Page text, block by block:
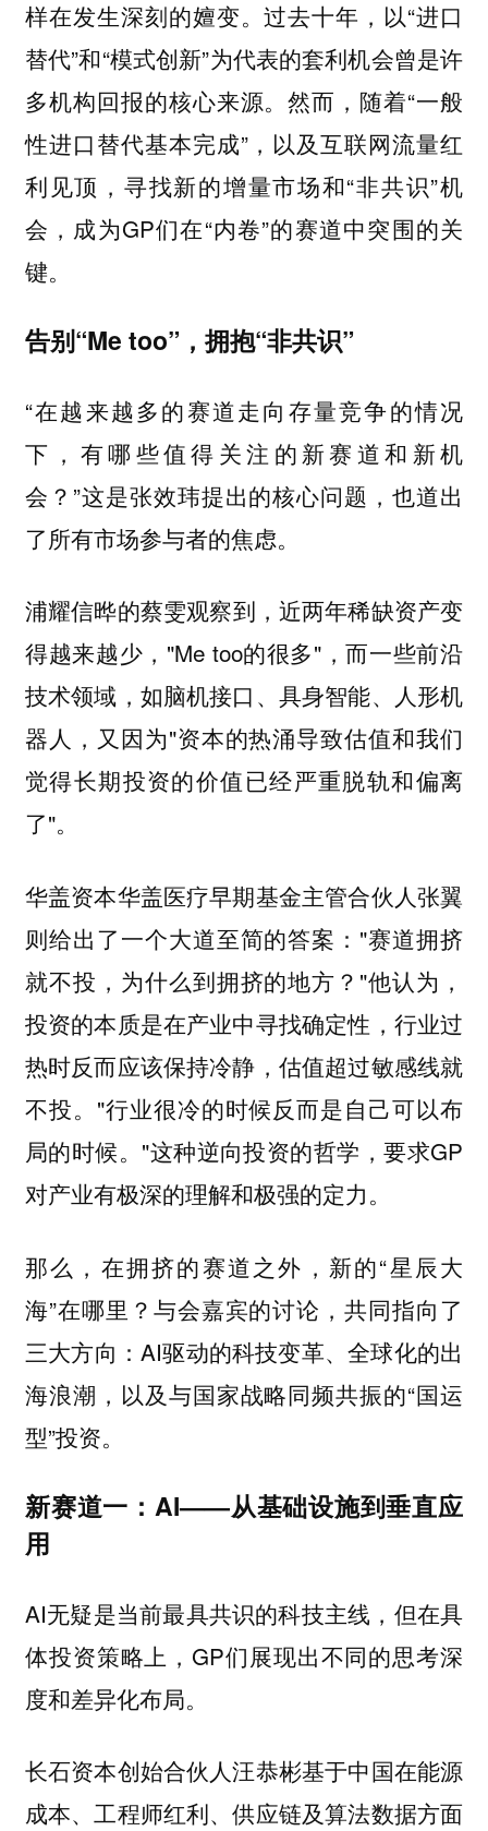
样在发生深刻的嬗变。过去十年，以“进口
替代”和“模式创新”为代表的套利机会曾是许
多机构回报的核心来源。然而，随着“一般
性进口替代基本完成”，以及互联网流量红
利见顶，寻找新的增量市场和“非共识”机
会，成为GP们在“内卷”的赛道中突围的关
键。
告别“Me too”，拥抱“非共识”
“在越来越多的赛道走向存量竞争的情况
下，有哪些值得关注的新赛道和新机
会？”这是张效玮提出的核心问题，也道出
了所有市场参与者的焦虑。
浦耀信晔的蔡雯观察到，近两年稀缺资产变
得越来越少，"Me too的很多"，而一些前沿
技术领域，如脑机接口、具身智能、人形机
器人，又因为"资本的热涌导致估值和我们
觉得长期投资的价值已经严重脱轨和偏离
了"。
华盖资本华盖医疗早期基金主管合伙人张翼
则给出了一个大道至简的答案："赛道拥挤
就不投，为什么到拥挤的地方？"他认为，
投资的本质是在产业中寻找确定性，行业过
热时反而应该保持冷静，估值超过敏感线就
不投。"行业很冷的时候反而是自己可以布
局的时候。"这种逆向投资的哲学，要求GP
对产业有极深的理解和极强的定力。
那么，在拥挤的赛道之外，新的“星辰大
海”在哪里？与会嘉宾的讨论，共同指向了
三大方向：AI驱动的科技变革、全球化的出
海浪潮，以及与国家战略同频共振的“国运
型”投资。
新赛道一：AI——从基础设施到垂直应
用
AI无疑是当前最具共识的科技主线，但在具
体投资策略上，GP们展现出不同的思考深
度和差异化布局。
长石资本创始合伙人汪恭彬基于中国在能源
成本、工程师红利、供应链及算法数据方面